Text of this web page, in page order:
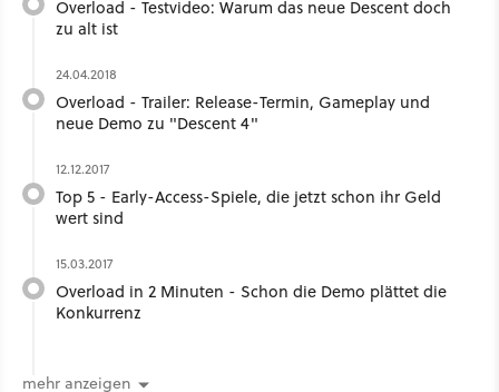
Overload - Testvideo: Warum das neue Descent doch
zu alt ist
24.04.2018
Overload - Trailer: Release-Termin, Gameplay und
neue Demo zu "Descent 4"
12.12.2017
Top 5 - Early-Access-Spiele, die jetzt schon ihr Geld
wert sind
15.03.2017
Overload in 2 Minuten - Schon die Demo plättet die
Konkurrenz
mehr anzeigen